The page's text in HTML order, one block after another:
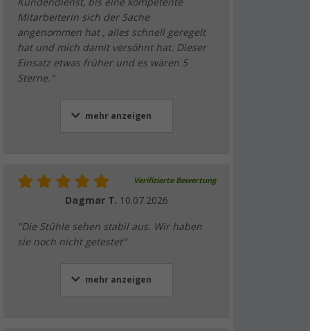
Kundendienst, bis eine kompetente
Mitarbeiterin sich der Sache
angenommen hat , alles schnell geregelt
hat und mich damit versöhnt hat. Dieser
Einsatz etwas früher und es wären 5
Sterne."
mehr anzeigen
Verifizierte Bewertung
Dagmar T. 10.07.2026
"Die Stühle sehen stabil aus. Wir haben
sie noch nicht getestet"
mehr anzeigen